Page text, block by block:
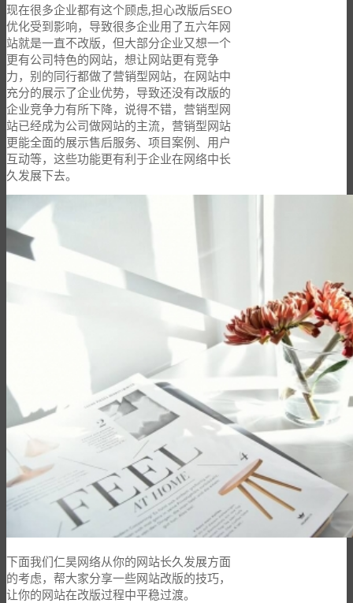
现在很多企业都有这个顾虑,担心改版后SEO
优化受到影响，导致很多企业用了五六年网
站就是一直不改版，但大部分企业又想一个
更有公司特色的网站，想让网站更有竞争
力，别的同行都做了营销型网站，在网站中
充分的展示了企业优势，导致还没有改版的
企业竞争力有所下降，说得不错，营销型网
站已经成为公司做网站的主流，营销型网站
更能全面的展示售后服务、项目案例、用户
互动等，这些功能更有利于企业在网络中长
久发展下去。
下面我们仁昊网络从你的网站长久发展方面
的考虑，帮大家分享一些网站改版的技巧，
让你的网站在改版过程中平稳过渡。